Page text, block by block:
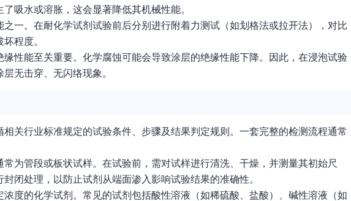
吸水或溶胀，这会显著降低其机械性能。
一。在耐化学试剂试验前后分别进行附着力测试（如划格法或拉开法），对比
程度。
性能至关重要。化学腐蚀可能会导致涂层的绝缘性能下降。因此，在浸泡试验
无击穿、无闪络现象。
关行业标准规定的试验条件、步骤及结果判定规则。一套完整的检测流程通常
为管段或板状试样。在试验前，需对试样进行清洗、干燥，并测量其初始尺
闭处理，以防止试剂从端面渗入影响试验结果的准确性。
度的化学试剂。常见的试剂包括酸性溶液（如稀硫酸、盐酸）、碱性溶液（如